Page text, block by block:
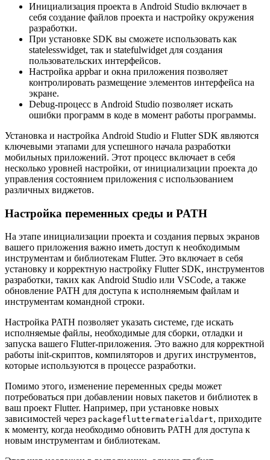
Инициализация проекта в Android Studio включает в
себя создание файлов проекта и настройку окружения
разработки.
При установке SDK вы сможете использовать как
statelesswidget, так и statefulwidget для создания
пользовательских интерфейсов.
Настройка appbar и окна приложения позволяет
контролировать размещение элементов интерфейса на
экране.
Debug-процесс в Android Studio позволяет искать
ошибки программ в коде в момент работы программы.
Установка и настройка Android Studio и Flutter SDK являются
ключевыми этапами для успешного начала разработки
мобильных приложений. Этот процесс включает в себя
несколько уровней настройки, от инициализации проекта до
управления состоянием приложения с использованием
различных виджетов.
Настройка переменных среды и PATH
На этапе инициализации проекта и создания первых экранов
вашего приложения важно иметь доступ к необходимым
инструментам и библиотекам Flutter. Это включает в себя
установку и корректную настройку Flutter SDK, инструментов
разработки, таких как Android Studio или VSCode, а также
обновление PATH для доступа к исполняемым файлам и
инструментам командной строки.
Настройка PATH позволяет указать системе, где искать
исполняемые файлы, необходимые для сборки, отладки и
запуска вашего Flutter-приложения. Это важно для корректной
работы init-скриптов, компиляторов и других инструментов,
которые используются в процессе разработки.
Помимо этого, изменение переменных среды может
потребоваться при добавлении новых пакетов и библиотек в
ваш проект Flutter. Например, при установке новых
зависимостей через packagefluttermaterialdart, приходите
к моменту, когда необходимо обновить PATH для доступа к
новым инструментам и библиотекам.